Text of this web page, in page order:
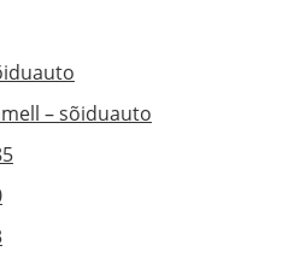
– sõiduauto